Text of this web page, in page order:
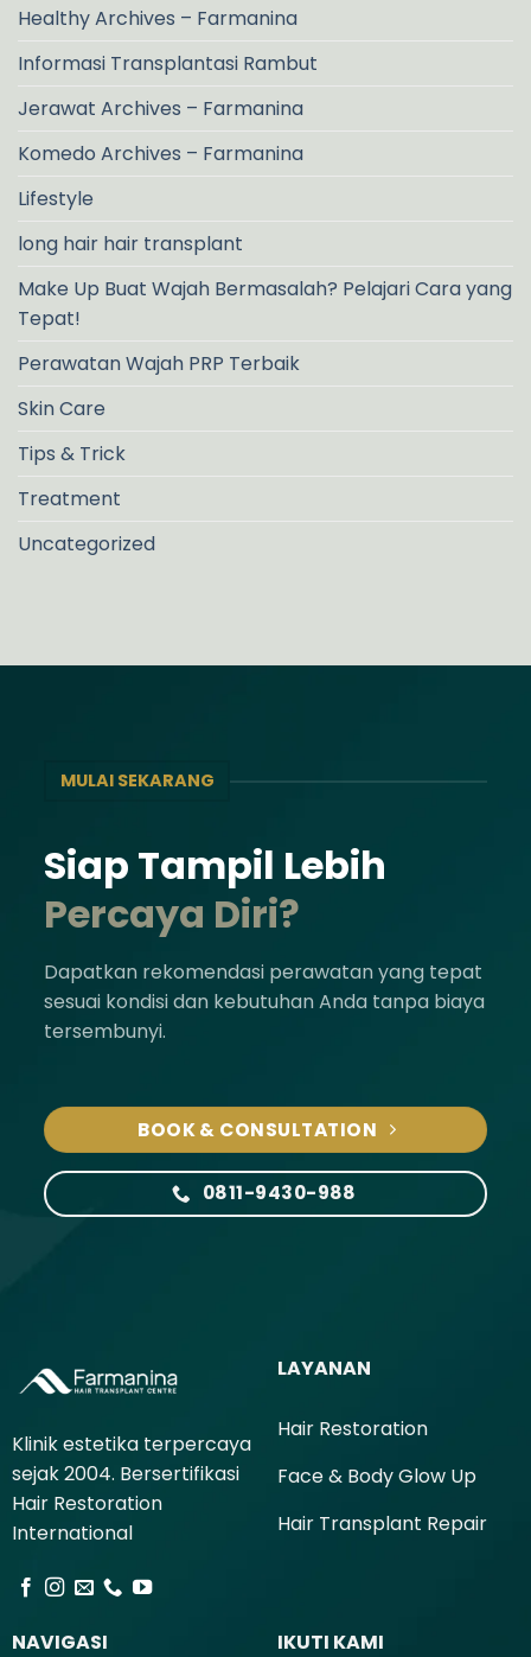
Healthy Archives – Farmanina
Informasi Transplantasi Rambut
Jerawat Archives – Farmanina
Komedo Archives – Farmanina
Lifestyle
long hair hair transplant
Make Up Buat Wajah Bermasalah? Pelajari Cara yang
Tepat!
Perawatan Wajah PRP Terbaik
Skin Care
Tips & Trick
Treatment
Uncategorized
MULAI SEKARANG
Siap Tampil Lebih
Percaya Diri?
Dapatkan rekomendasi perawatan yang tepat
sesuai kondisi dan kebutuhan Anda tanpa biaya
tersembunyi.
BOOK & CONSULTATION
0811-9430-988
Klinik estetika terpercaya
sejak 2004. Bersertifikasi
Hair Restoration
International
LAYANAN
Hair Restoration
Face & Body Glow Up
Hair Transplant Repair
NAVIGASI IKUTI KAMI